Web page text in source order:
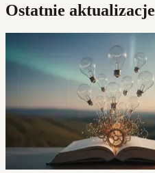
Ostatnie aktualizacje